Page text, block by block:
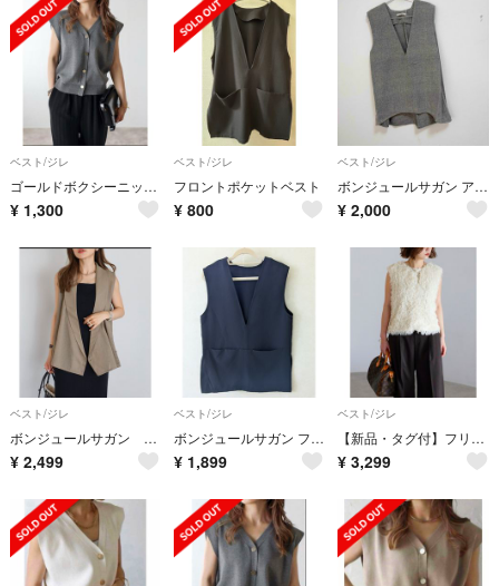
ベスト/ジレ
ゴールドボクシーニットベスト
¥ 1,300
ベスト/ジレ
フロントポケットベスト
¥ 800
ベスト/ジレ
ボンジュールサガン アンドサーチ 深Vネックベスト
¥ 2,000
ベスト/ジレ
ボンジュールサガン カシュクールシアーベスト LIGHT-COCOA
¥ 2,499
ベスト/ジレ
ボンジュールサガン フロントポケット ベスト Vネック ジレ 黒 F
¥ 1,899
ベスト/ジレ
【新品・タグ付】フリンジ前後2WAYベスト/BONJOUR SAGAN
¥ 3,299